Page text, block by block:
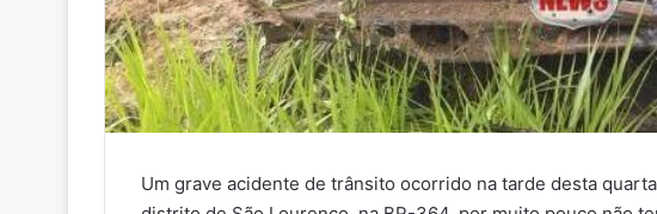
Um grave acidente de trânsito ocorrido na tarde desta